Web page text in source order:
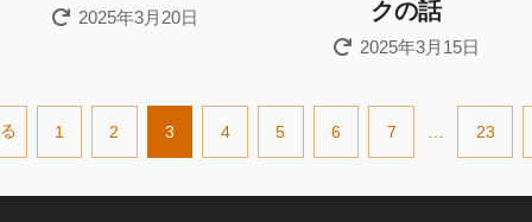
2025年3月20日
クの話
2025年3月15日
1 2 3 4 5 6 7 23